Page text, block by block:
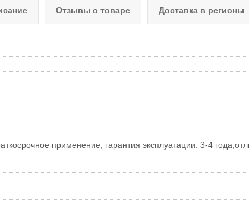
Отзывы о товаре Доставка в регионы
применение; гарантия эксплуатации: 3-4